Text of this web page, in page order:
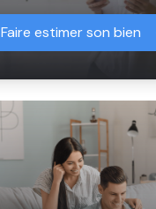
Faire estimer son bien